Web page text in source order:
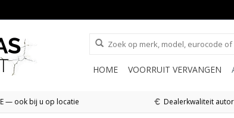
HOME VOORRUIT VERVANGEN
— ook bij u op locatie Dealerkwaliteit